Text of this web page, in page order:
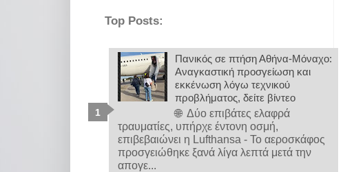
Top Posts:
Πανικός σε πτήση Αθήνα-Μόναχο:
Αναγκαστική προσγείωση και
εκκένωση λόγω τεχνικού
προβλήματος, δείτε βίντεο
🌐 Δύο επιβάτες ελαφρά
τραυματίες, υπήρχε έντονη οσμή,
επιβεβαιώνει η Lufthansa - Το αεροσκάφος
προσγειώθηκε ξανά λίγα λεπτά μετά την
απογε...